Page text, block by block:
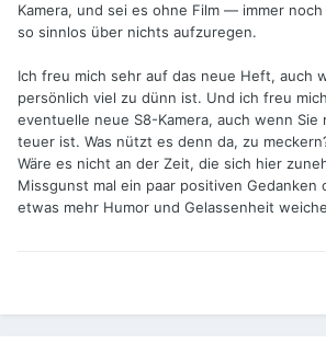
Kamera, und sei es ohne Film — immer
so sinnlos über nichts aufzuregen.
Ich freu mich sehr auf das neue Heft, auch
persönlich viel zu dünn ist. Und ich freu
eventuelle neue S8-Kamera, auch wenn Sie
teuer ist. Was nützt es denn da, zu
Wäre es nicht an der Zeit, die sich hier
Missgunst mal ein paar positiven Gedanken
etwas mehr Humor und Gelassenheit